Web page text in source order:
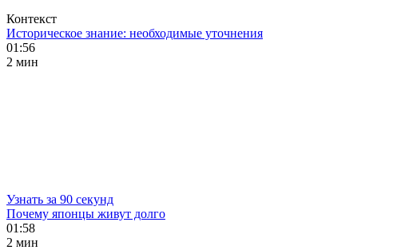
Контекст
Историческое знание: необходимые уточнения
01:56
2 мин
Узнать за 90 секунд
Почему японцы живут долго
01:58
2 мин